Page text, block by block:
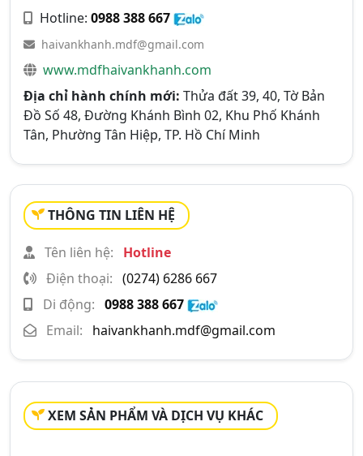
Hotline: 0988 388 667
haivankhanh.mdf@gmail.com
www.mdfhaivankhanh.com
Địa chỉ hành chính mới: Thửa đất 39, 40, Tờ Bản
Đồ Số 48, Đường Khánh Bình 02, Khu Phố Khánh
Tân, Phường Tân Hiệp, TP. Hồ Chí Minh
THÔNG TIN LIÊN HỆ
Tên liên hệ:
Hotline
Điện thoại: (0274) 6286 667
Di động: 0988 388 667
Email:
haivankhanh.mdf@gmail.com
XEM SẢN PHẨM VÀ DỊCH VỤ KHÁC